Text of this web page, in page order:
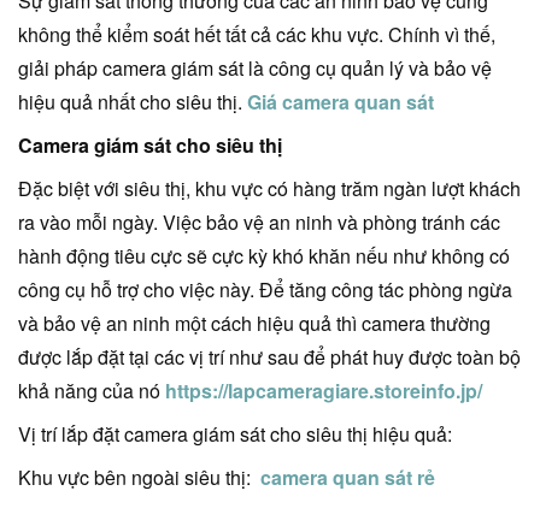
không thể kiểm soát hết tất cả các khu vực. Chính vì thế,
giải pháp camera giám sát là công cụ quản lý và bảo vệ
hiệu quả nhất cho siêu thị. Giá camera quan sát
Camera giám sát cho siêu thị
Đặc biệt với siêu thị, khu vực có hàng trăm ngàn lượt khách
ra vào mỗi ngày. Việc bảo vệ an ninh và phòng tránh các
hành động tiêu cực sẽ cực kỳ khó khăn nếu như không có
công cụ hỗ trợ cho việc này. Để tăng công tác phòng ngừa
và bảo vệ an ninh một cách hiệu quả thì camera thường
được lắp đặt tại các vị trí như sau để phát huy được toàn bộ
khả năng của nó https://lapcameragiare.storeinfo.jp/
Vị trí lắp đặt camera giám sát cho siêu thị hiệu quả:
Khu vực bên ngoài siêu thị: camera quan sát rẻ